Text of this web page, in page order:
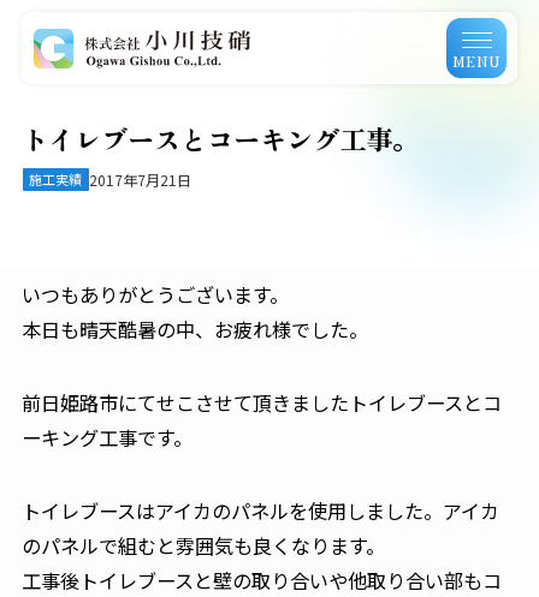
MENU
トイレブースとコーキング工事。
施工実績 2017年7月21日
いつもありがとうございます。
本日も晴天酷暑の中、お疲れ様でした。
前日姫路市にてせこさせて頂きましたトイレブースとコ
ーキング工事です。
トイレブースはアイカのパネルを使用しました。アイカ
のパネルで組むと雰囲気も良くなります。
工事後トイレブースと壁の取り合いや他取り合い部もコ